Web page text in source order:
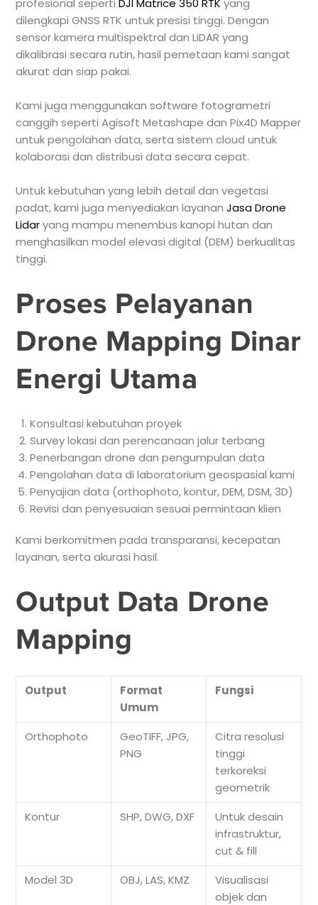
dilengkapi GNSS RTK untuk presisi tinggi. Dengan
sensor kamera multispektral dan LiDAR yang
dikalibrasi secara rutin, hasil pemetaan kami sangat
akurat dan siap pakai.
Kami juga menggunakan software fotogrametri
canggih seperti Agisoft Metashape dan Pix4D Mapper
untuk pengolahan data, serta sistem cloud untuk
kolaborasi dan distribusi data secara cepat.
Untuk kebutuhan yang lebih detail dan vegetasi
padat, kami juga menyediakan layananJasa Drone
Lidaryang mampu menembus kanopi hutan dan
menghasilkan model elevasi digital (DEM) berkualitas
tinggi.
Proses Pelayanan
Drone Mapping Dinar
Energi Utama
Konsultasi kebutuhan proyek
Survey lokasi dan perencanaan jalur terbang
Penerbangan drone dan pengumpulan data
Pengolahan data di laboratorium geospasial kami
Penyajian data (orthophoto, kontur, DEM, DSM, 3D)
Revisi dan penyesuaian sesuai permintaan klien
Kami berkomitmen pada transparansi, kecepatan
layanan, serta akurasi hasil.
Output Data Drone
Mapping
Output
Format
Umum
Fungsi
Orthophoto
GeoTIFF, JPG,
PNG
Citra resolusi
tinggi
terkoreksi
geometrik
Kontur
SHP, DWG, DXF
Untuk desain
infrastruktur,
cut & fill
Model 3D
OBJ, LAS, KMZ
Visualisasi
objek dan